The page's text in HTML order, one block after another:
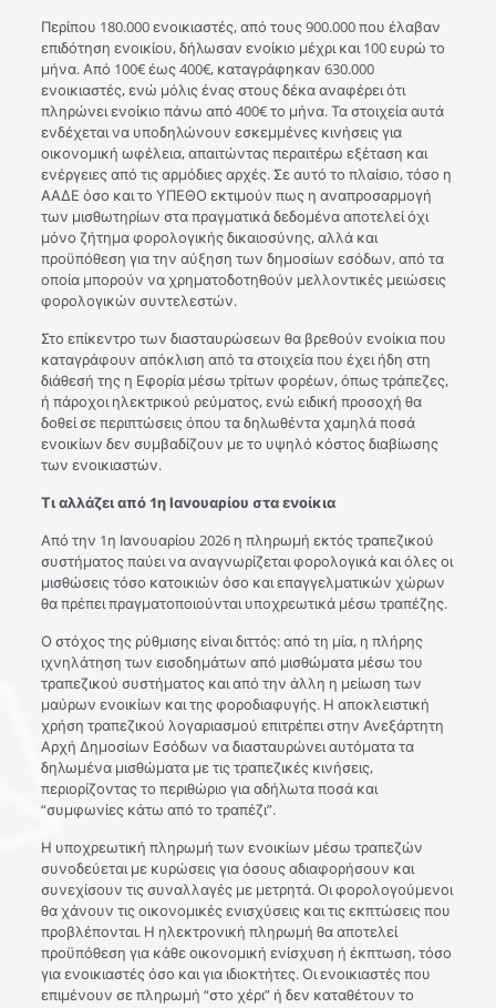
Περίπου 180.000 ενοικιαστές, από τους 900.000 που έλαβαν
επιδότηση ενοικίου, δήλωσαν ενοίκιο μέχρι και 100 ευρώ το
μήνα. Από 100€ έως 400€, καταγράφηκαν 630.000
ενοικιαστές, ενώ μόλις ένας στους δέκα αναφέρει ότι
πληρώνει ενοίκιο πάνω από 400€ το μήνα. Τα στοιχεία αυτά
ενδέχεται να υποδηλώνουν εσκεμμένες κινήσεις για
οικονομική ωφέλεια, απαιτώντας περαιτέρω εξέταση και
ενέργειες από τις αρμόδιες αρχές. Σε αυτό το πλαίσιο, τόσο η
ΑΑΔΕ όσο και το ΥΠΕΘΟ εκτιμούν πως η αναπροσαρμογή
των μισθωτηρίων στα πραγματικά δεδομένα αποτελεί όχι
μόνο ζήτημα φορολογικής δικαιοσύνης, αλλά και
προϋπόθεση για την αύξηση των δημοσίων εσόδων, από τα
οποία μπορούν να χρηματοδοτηθούν μελλοντικές μειώσεις
φορολογικών συντελεστών.
Στο επίκεντρο των διασταυρώσεων θα βρεθούν ενοίκια που
καταγράφουν απόκλιση από τα στοιχεία που έχει ήδη στη
διάθεσή της η Εφορία μέσω τρίτων φορέων, όπως τράπεζες,
ή πάροχοι ηλεκτρικού ρεύματος, ενώ ειδική προσοχή θα
δοθεί σε περιπτώσεις όπου τα δηλωθέντα χαμηλά ποσά
ενοικίων δεν συμβαδίζουν με το υψηλό κόστος διαβίωσης
των ενοικιαστών.
Τι αλλάζει από 1η Ιανουαρίου στα ενοίκια
Από την 1η Ιανουαρίου 2026 η πληρωμή εκτός τραπεζικού
συστήματος παύει να αναγνωρίζεται φορολογικά και όλες οι
μισθώσεις τόσο κατοικιών όσο και επαγγελματικών χώρων
θα πρέπει πραγματοποιούνται υποχρεωτικά μέσω τραπέζης.
Ο στόχος της ρύθμισης είναι διττός: από τη μία, η πλήρης
ιχνηλάτηση των εισοδημάτων από μισθώματα μέσω του
τραπεζικού συστήματος και από την άλλη η μείωση των
μαύρων ενοικίων και της φοροδιαφυγής. Η αποκλειστική
χρήση τραπεζικού λογαριασμού επιτρέπει στην Ανεξάρτητη
Αρχή Δημοσίων Εσόδων να διασταυρώνει αυτόματα τα
δηλωμένα μισθώματα με τις τραπεζικές κινήσεις,
περιορίζοντας το περιθώριο για αδήλωτα ποσά και
“συμφωνίες κάτω από το τραπέζι”.
Η υποχρεωτική πληρωμή των ενοικίων μέσω τραπεζών
συνοδεύεται με κυρώσεις για όσους αδιαφορήσουν και
συνεχίσουν τις συναλλαγές με μετρητά. Οι φορολογούμενοι
θα χάνουν τις οικονομικές ενισχύσεις και τις εκπτώσεις που
προβλέπονται. Η ηλεκτρονική πληρωμή θα αποτελεί
προϋπόθεση για κάθε οικονομική ενίσχυση ή έκπτωση, τόσο
για ενοικιαστές όσο και για ιδιοκτήτες. Οι ενοικιαστές που
επιμένουν σε πληρωμή “στο χέρι” ή δεν καταθέτουν το